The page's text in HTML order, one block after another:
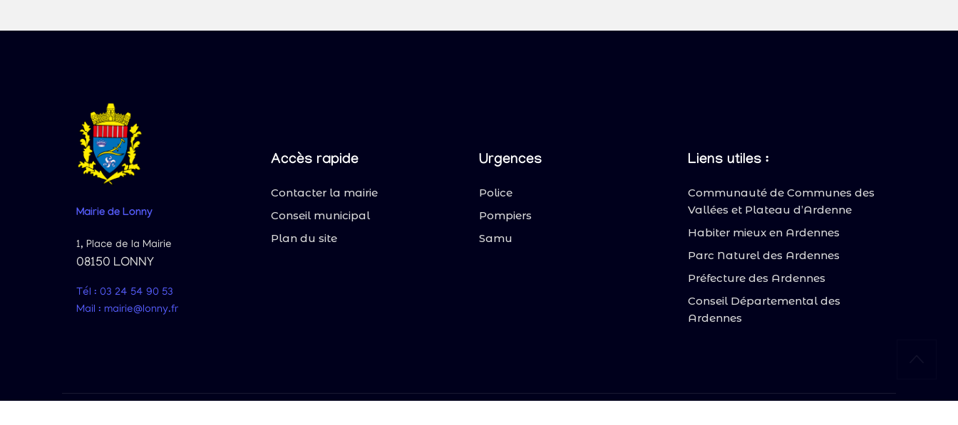
Mairie de Lonny
1, Place de la Mairie
08150 LONNY
Tél : 03 24 54 90 53
Mail : mairie@lonny.fr
Accès rapide
Contacter la mairie
Conseil municipal
Plan du site
Urgences
Police
Pompiers
Samu
Liens utiles :
Communauté de Communes des
Vallées et Plateau d’Ardenne
Habiter mieux en Ardennes
Parc Naturel des Ardennes
Préfecture des Ardennes
Conseil Départemental des
Ardennes